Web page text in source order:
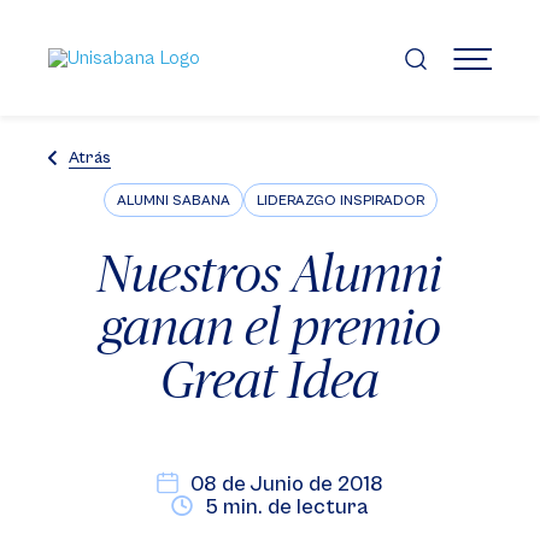
contenido
principal
MENÚ
Atrás
ALUMNI SABANA LIDERAZGO INSPIRADOR
Nuestros Alumni
ganan el premio
Great Idea
08 de Junio de 2018
5 min. de lectura